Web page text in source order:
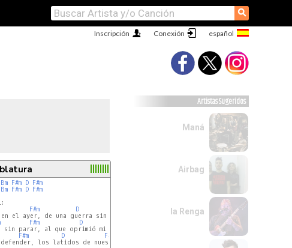
⚲
Conexión
Inscripción
Bm F#m D F#m
Bm F#m D F#m
F#m D
el ayer, de una guerra sin piedad
F#m D
sin parar, al que oprimió mi verdad
F#m D F#m
los latidos de nuestra humanidad
Artistas Sugeridos
Maná
Airbag
la Renga